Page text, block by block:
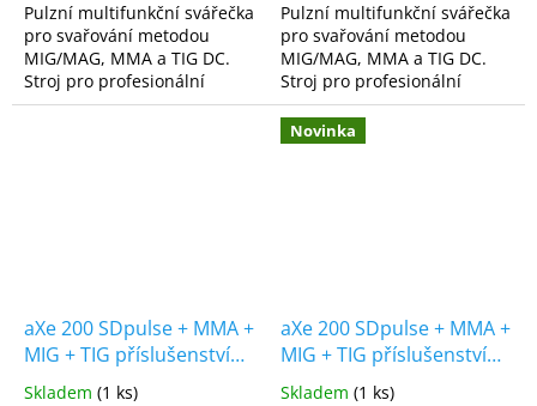
Pulzní multifunkční svářečka
pro svařování metodou
MIG/MAG, MMA a TIG DC.
Stroj pro profesionální
svářeče, kteří očekávají
Pulzní multifunkční svářečka
pro svařování metodou
MIG/MAG, MMA a TIG DC.
Stroj pro profesionální
svářeče, kteří očekávají
nejen vysoký výkon stroje,
ale zároveň vysokou...
aXe 200 SDpulse + MMA +
MIG + TIG příslušenství
SET PRO
Skladem (1 ks)
Novinka
aXe 200 SDpulse + MMA +
MIG + TIG příslušenství
SET TOP
Skladem (1 ks)